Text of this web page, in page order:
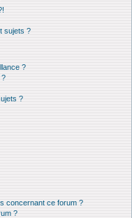
sujets ?
?
?
?
concernant ce forum ?
?